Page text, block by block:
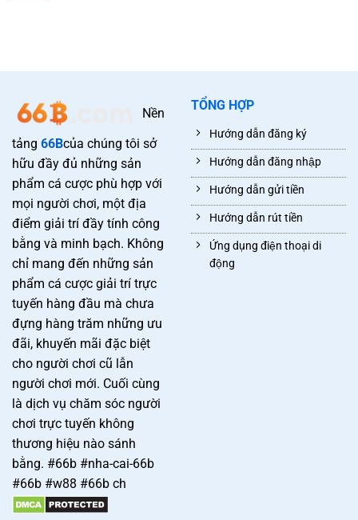
Nền
tảng 66Bcủa chúng tôi sở
hữu đầy đủ những sản
phẩm cá cược phù hợp với
mọi người chơi, một địa
điểm giải trí đầy tính công
bằng và minh bạch. Không
chỉ mang đến những sản
phẩm cá cược giải trí trực
tuyến hàng đầu mà chưa
đựng hàng trăm những ưu
đãi, khuyến mãi đặc biệt
cho người chơi cũ lẫn
người chơi mới. Cuối cùng
là dịch vụ chăm sóc người
chơi trực tuyến không
thương hiệu nào sánh
bằng. #66b #nha-cai-66b
#66b #w88 #66b ch
TỔNG HỢP
Hướng dẫn đăng ký
Hướng dẫn đăng nhập
Hướng dẫn gửi tiền
Hướng dẫn rút tiền
Ứng dụng điện thoại di
động